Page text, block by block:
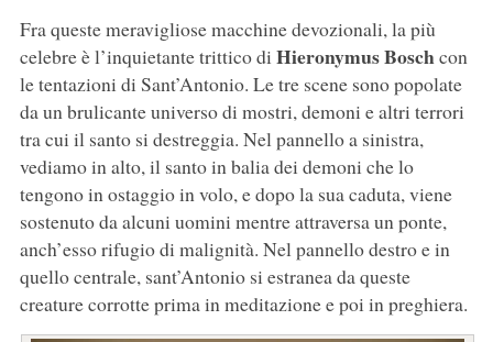
Fra queste meravigliose macchine devozionali, la più
celebre è l’inquietante trittico di Hieronymus Boschcon
le tentazioni di Sant’Antonio. Le tre scene sono popolate
da un brulicante universo di mostri, demoni e altri terrori
tra cui il santo si destreggia. Nel pannello a sinistra,
vediamo in alto, il santo in balia dei demoni che lo
tengono in ostaggio in volo, e dopo la sua caduta, viene
sostenuto da alcuni uomini mentre attraversa un ponte,
anch’esso rifugio di malignità. Nel pannello destro e in
quello centrale, sant’Antonio si estranea da queste
creature corrotte prima in meditazione e poi in preghiera.